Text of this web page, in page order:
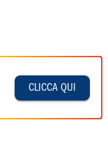
CLICCA QUI